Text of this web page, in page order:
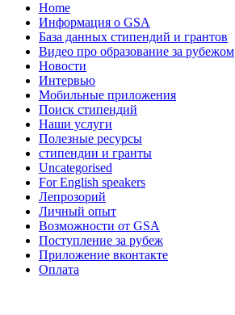
Home
Информация о GSA
База данных стипендий и грантов
Видео про образование за рубежом
Новости
Интервью
Мобильные приложения
Поиск стипендий
Наши услуги
Полезные ресурсы
стипендии и гранты
Uncategorised
For English speakers
Лепрозорий
Личный опыт
Возможности от GSA
Поступление за рубеж
Приложение вконтакте
Оплата